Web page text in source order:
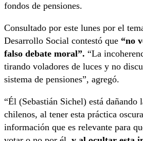
fondos de pensiones.
Consultado por este lunes por el
Desarrollo Social contestó que “no
falso debate moral”. “La
tirando voladores de luces y no
sistema de pensiones”, agregó.
“Él (Sebastián Sichel) está dañando
chilenos, al tener esta práctica
información que es relevante para